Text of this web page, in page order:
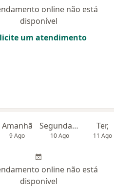
online não está
disponível
um atendimento
Amanhã
9 Ago
Segunda-feira
10 Ago
Ter,
11 Ago
online não está
disponível